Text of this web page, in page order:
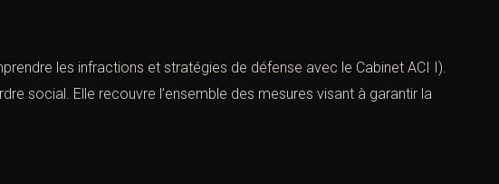
les infractions et stratégies de défense avec le Cabinet ACI I).
social. Elle recouvre l’ensemble des mesures visant à garantir la